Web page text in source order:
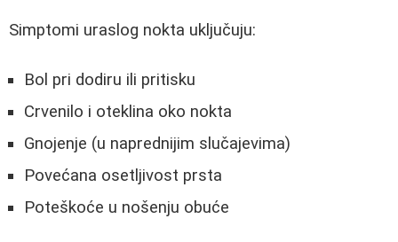
Simptomi uraslog nokta uključuju:
Bol pri dodiru ili pritisku
Crvenilo i oteklina oko nokta
Gnojenje (u naprednijim slučajevima)
Povećana osetljivost prsta
Poteškoće u nošenju obuće